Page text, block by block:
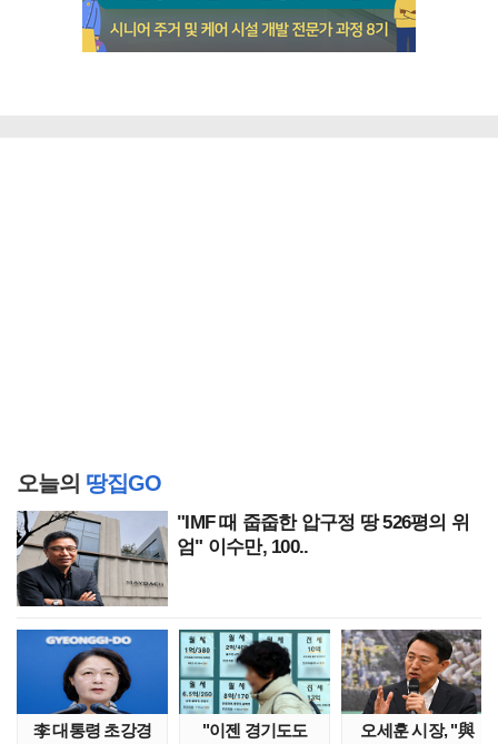
오늘의 땅집GO
"IMF 때 줍줍한 압구정 땅 526평의 위
엄" 이수만, 100..
李 대통령 초강경
"이젠 경기도도
오세훈 시장, "與